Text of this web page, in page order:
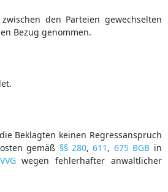
den Parteien gewechselten
Bezug genommen.
Beklagten keinen Regressanspruch
gemäß §§ 280,611 , 675 BGB in
wegen fehlerhafter anwaltlicher